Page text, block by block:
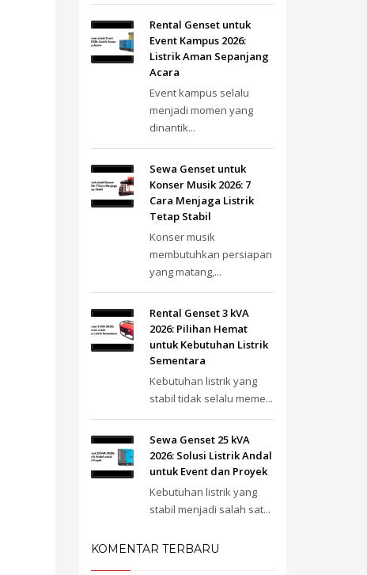
Rental Genset untuk
Event Kampus 2026:
Listrik Aman Sepanjang
Acara
Event kampus selalu
menjadi momen yang
dinantik...
Sewa Genset untuk
Konser Musik 2026: 7
Cara Menjaga Listrik
Tetap Stabil
Konser musik
membutuhkan persiapan
yang matang,...
Rental Genset 3 kVA
2026: Pilihan Hemat
untuk Kebutuhan Listrik
Sementara
Kebutuhan listrik yang
stabil tidak selalu meme...
Sewa Genset 25 kVA
2026: Solusi Listrik Andal
untuk Event dan Proyek
Kebutuhan listrik yang
stabil menjadi salah sat...
KOMENTAR TERBARU